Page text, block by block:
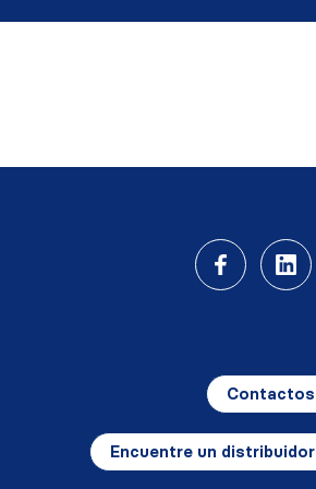
Contactos
Encuentre un distribuidor